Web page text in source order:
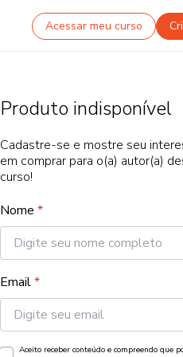
Acessar meu curso
Produto indisponível
Cadastre-se e mostre seu
em comprar para o(a) autor(a)
curso!
Nome *
Email*
Aceito receber conteúdo e compreendo que